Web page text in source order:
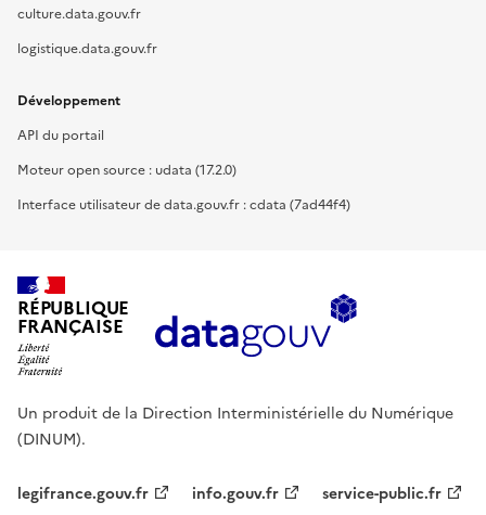
culture.data.gouv.fr
logistique.data.gouv.fr
Développement
API du portail
Moteur open source : udata (17.2.0)
Interface utilisateur de data.gouv.fr : cdata (7ad44f4)
RÉPUBLIQUE
FRANÇAISE
Un produit de la Direction Interministérielle du Numérique
(DINUM).
legifrance.gouv.fr info.gouv.fr service-public.fr